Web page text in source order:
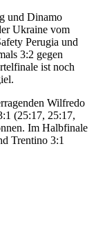
und Dinamo
Ukraine vom
Perugia und
3:2 gegen
ist noch
Wilfredo
(25:17, 25:17,
Im Halbfinale
Trentino 3:1